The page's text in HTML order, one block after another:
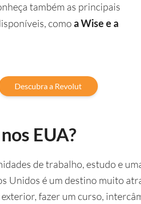
também as principais
como a Wise e a
Descubra a Revolut
EUA?
de trabalho, estudo e
Unidos é um destino muito
fazer um curso,